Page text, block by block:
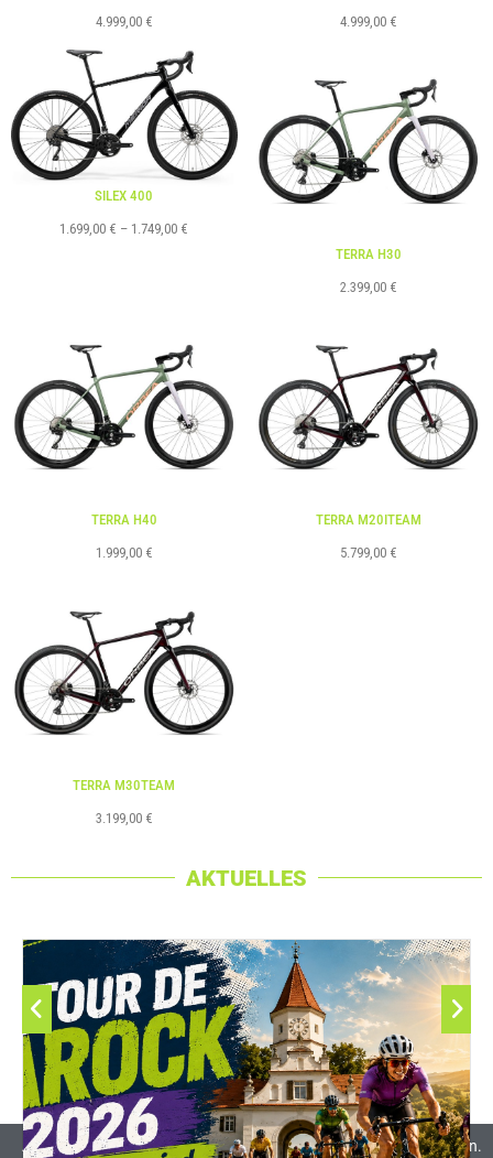
4.999,00 €
4.999,00 €
SILEX 400
1.699,00 € – 1.749,00 €
TERRA H30
2.399,00 €
TERRA H40
1.999,00 €
TERRA M20ITEAM
5.799,00 €
TERRA M30TEAM
3.199,00 €
AKTUELLES
Alle Preise inkl. Mehrwertsteuer und gegebenenfalls Versandkosten.